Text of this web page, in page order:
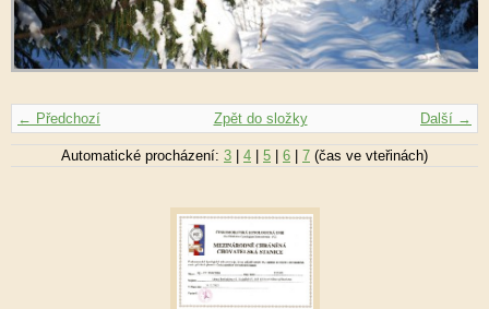
← Předchozí Další →
Zpět do složky
Automatické procházení: 3 | 4 | 5 | 6 | 7 (čas ve vteřinách)